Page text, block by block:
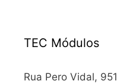
TEC Módulos
Rua Pero Vidal, 951